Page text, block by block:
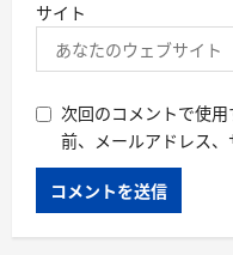
サイト
次回のコメントで使
前、メールアドレス、